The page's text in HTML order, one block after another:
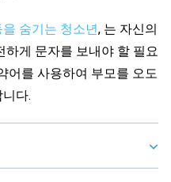
숨기는 청소년, 는 자신의
하게 문자를 보내야 할 필요
어를 사용하여 부모를 오도
다.